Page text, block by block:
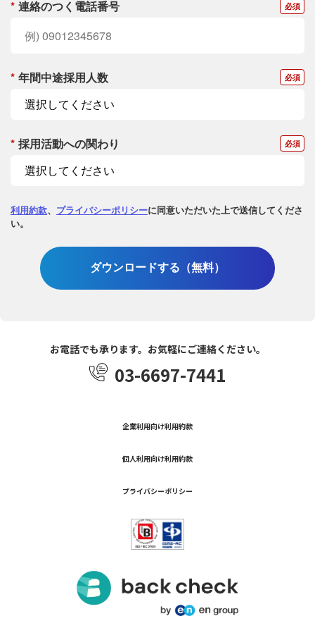
* 連絡のつく電話番号
* 年間中途採用人数
* 採用活動への関わり
利用約款、 プライバシーポリシーに同意いただいた上で送信してくださ
い。
ダウンロードする（無料）
お電話でも承ります。お気軽にご連絡ください。
03-6697-7441
企業利用向け利用約款
個人利用向け利用約款
プライバシーポリシー